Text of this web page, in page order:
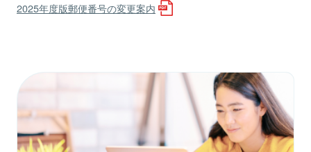
2025年度版郵便番号の変更案内